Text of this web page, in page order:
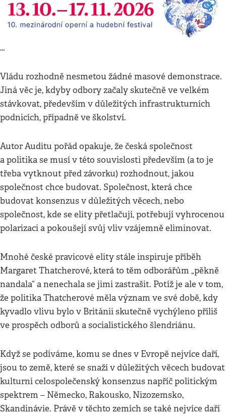
…
Vládu rozhodně nesmetou žádné masové demonstrace.
Jiná věc je, kdyby odbory začaly skutečně ve velkém
stávkovat, především v důležitých infrastrukturních
podnicích, případně ve školství.
Autor Auditu pořád opakuje, že česká společnost
a politika se musí v této souvislosti především (a to je
třeba vytknout před závorku) rozhodnout, jakou
společnost chce budovat. Společnost, která chce
budovat konsenzus v důležitých věcech, nebo
společnost, kde se elity přetlačují, potřebují vyhrocenou
polarizaci a pokoušejí svůj vliv vzájemně eliminovat.
Mnohé české pravicové elity stále inspiruje příběh
Margaret Thatcherové, která to těm odborářům „pěkně
nandala“ a nenechala se jimi zastrašit. Potíž je ale v tom,
že politika Thatcherové měla význam ve své době, kdy
kyvadlo vlivu bylo v Británii skutečně vychýleno příliš
ve prospěch odborů a socialistického šlendriánu.
Když se podíváme, komu se dnes v Evropě nejvíce daří,
jsou to země, které se snaží v důležitých věcech budovat
kulturní celospolečenský konsenzus napříč politickým
spektrem – Německo, Rakousko, Nizozemsko,
Skandinávie. Právě v těchto zemích se také nejvíce daří